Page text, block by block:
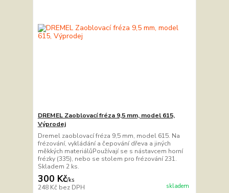
DREMEL Zaoblovací fréza 9,5 mm, model 615,
Výprodej
Dremel zaoblovací fréza 9,5 mm, model 615. Na
frézování, vykládání a čepování dřeva a jiných
měkkých materiálůPoužívají se s nástavcem horní
frézky (335), nebo se stolem pro frézování 231.
Skladem 2 ks.
300 Kč/ks
248 Kč bez DPH skladem